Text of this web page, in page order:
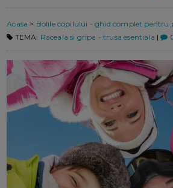
Acasa > Bolile copilului - ghid complet pentru
TEMA: Raceala si gripa - trusa esentiala |